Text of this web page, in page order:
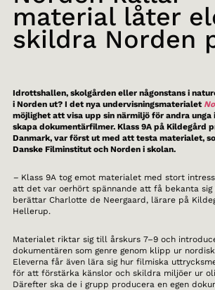
material låter
skildra Norden
Idrottshallen, skolgården eller någonstans i
i Norden ut? I det nya undervisningsmaterialet
möjlighet att visa upp sin närmiljö för andra unga
skapa dokumentärfilmer. Klass 9A på Kildegård
Danmark, var först ut med att testa materialet,
Danske Filminstitut och Norden i skolan.
– Klass 9A tog emot materialet med stort
att det var oerhört spännande att få bekanta
berättar Charlotte de Neergaard, lärare på
Hellerup.
Materialet riktar sig till årskurs 7–9 och
dokumentären som genre genom klipp ur
Eleverna får även lära sig hur filmiska
för att förstärka känslor och skildra miljöer ur
Därefter ska de i grupp producera en egen